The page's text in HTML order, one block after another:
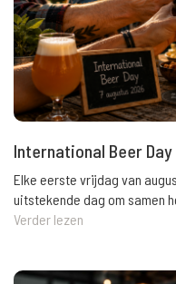
International Beer Day
Elke eerste vrijdag van
uitstekende dag om samen
Verder lezen